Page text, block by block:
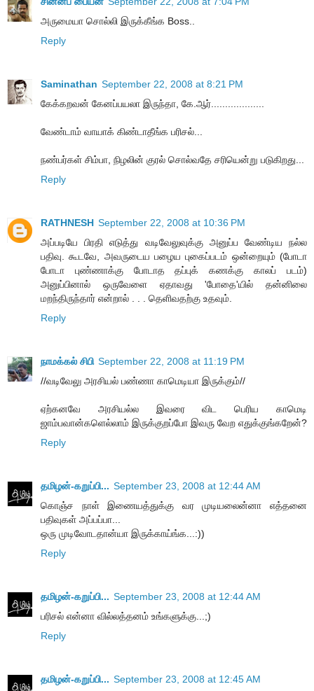
அருமையா சொல்லி இருக்கீங்க Boss..
Reply
Saminathan September 22, 2008 at 8:21 PM
கேக்கறவன் கேனப்பயலா இருந்தா, கே.ஆர்...................
வேண்டாம் வாயாக் கிண்டாதீங்க பரிசல்...
நண்பர்கள் சிம்பா, நிழலின் குரல் சொல்வதே சரியென்று படுகிறது...
Reply
RATHNESH September 22, 2008 at 10:36 PM
அப்படியே பிரதி எடுத்து வடிவேலுவுக்கு அனுப்ப வேண்டிய நல்ல
பதிவு. கூடவே, அவருடைய பழைய புகைப்படம் ஒன்றையும் (போடா
போடா புண்ணாக்கு போடாத தப்புக் கணக்கு காலப் படம்)
அனுப்பினால் ஒருவேளை ஏதாவது 'போதை'யில் தன்னிலை
மறந்திருந்தார் என்றால் . . . தெளிவதற்கு உதவும்.
Reply
நாமக்கல் சிபி September 22, 2008 at 11:19 PM
//வடிவேலு அரசியல் பண்ணா காமெடியா இருக்கும்//
ஏற்கனவே அரசியல்ல இவரை விட பெரிய காமெடி
ஜாம்பவான்களெல்லாம் இருக்குறப்போ இவரு வேற எதுக்குங்கறேன்?
Reply
தமிழன்-கறுப்பி... September 23, 2008 at 12:44 AM
கொஞ்ச நாள் இணையத்துக்கு வர முடியலைன்னா எத்தனை
பதிவுகள் அப்பப்பா...
ஒரு முடிவோடதான்யா இருக்காய்ங்க...:))
Reply
தமிழன்-கறுப்பி... September 23, 2008 at 12:44 AM
பரிசல் என்னா வில்லத்தனம் உங்களுக்கு...;)
Reply
தமிழன்-கறுப்பி... September 23, 2008 at 12:45 AM